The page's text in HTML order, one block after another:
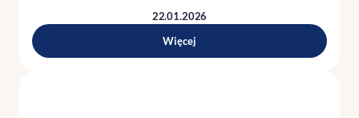
22.01.2026
Więcej